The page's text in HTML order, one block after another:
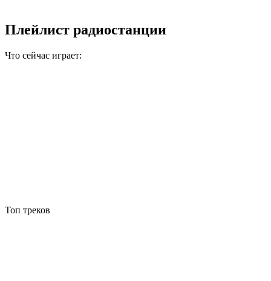
Плейлист радиостанции
Что сейчас играет:
Топ треков